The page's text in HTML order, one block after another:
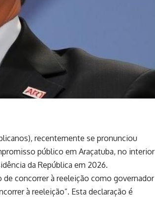
recentemente se pronunciou
público em Araçatuba, no interior
da República em 2026.
concorrer à reeleição como governador
à reeleição”. Esta declaração é